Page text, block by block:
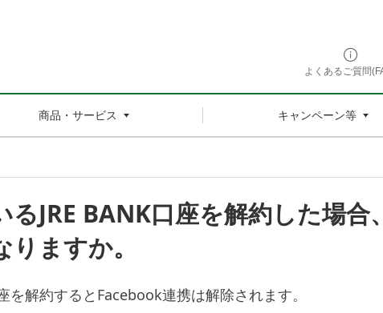
よくあるご質問
商品・サービス キャンペーン等
JRE BANK口座を解約した場合
ますか。
を解約するとFacebook連携は解除されます。